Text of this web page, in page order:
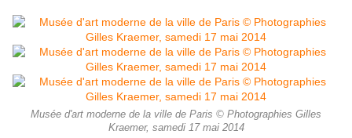
Musée d'art moderne de la ville de Paris © Photographies Gilles
Kraemer, samedi 17 mai 2014